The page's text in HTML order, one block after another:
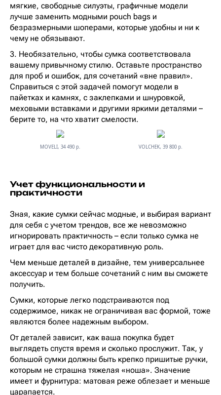
мягкие, свободные силуэты, графичные модели
лучше заменить модными pouch bags и
безразмерными шоперами, которые удобны и ни к
чему не обязывают.
3. Необязательно, чтобы сумка соответствовала
вашему привычному стилю. Оставьте пространство
для проб и ошибок, для сочетаний «вне правил».
Справиться с этой задачей помогут модели в
пайетках и камнях, с заклепками и шнуровкой,
меховыми вставками и другими яркими деталями –
берите то, на что хватит смелости.
MOVELI, 34 490 р. VOLCHEK, 39 800 р.
Учет функциональности и
практичности
Зная, какие сумки сейчас модные, и выбирая вариант
для себя с учетом трендов, все же невозможно
игнорировать практичность – если только сумка не
играет для вас чисто декоративную роль.
Чем меньше деталей в дизайне, тем универсальнее
аксессуар и тем больше сочетаний с ним вы сможете
получить.
Сумки, которые легко подстраиваются под
содержимое, никак не ограничивая вас формой, тоже
являются более надежным выбором.
От деталей зависит, как ваша покупка будет
выглядеть спустя время и сколько прослужит. Так, у
большой сумки должны быть крепко пришитые ручки,
которым не страшна тяжелая «ноша». Значение
имеет и фурнитура: матовая реже облезает и меньше
царапается.